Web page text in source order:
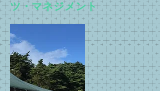
ツ・マネジメント